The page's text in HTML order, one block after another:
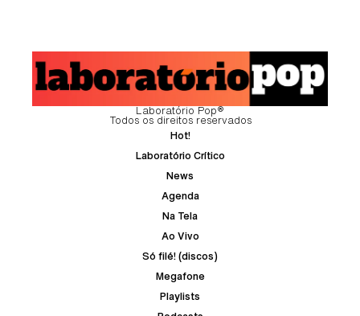
Laboratório Pop®
Todos os direitos reservados
Hot!
Laboratório Crítico
News
Agenda
Na Tela
Ao Vivo
Só filé! (discos)
Megafone
Playlists